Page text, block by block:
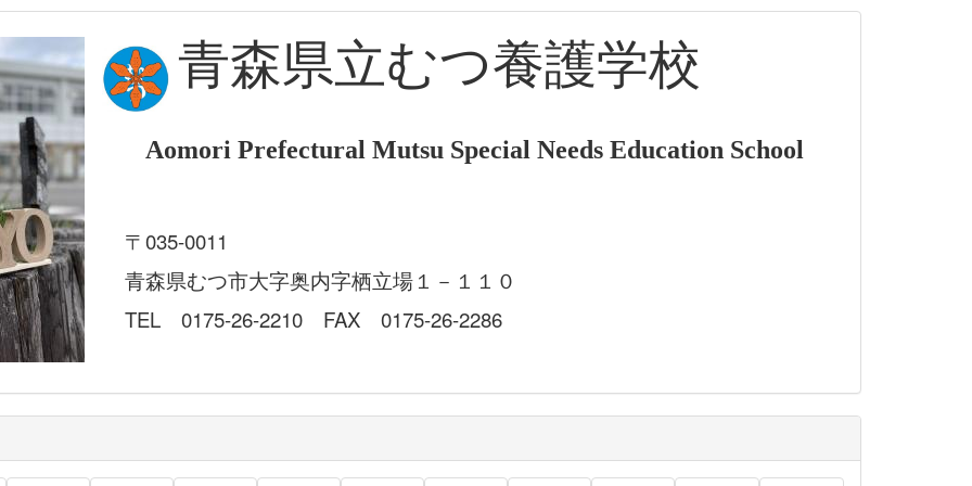
青森県立むつ養護学校
Aomori Prefectural Mutsu Special Needs Education School
〒035-0011
青森県むつ市大字奥内字栖立場１－１１０
TEL 0175-26-2210 FAX 0175-26-2286